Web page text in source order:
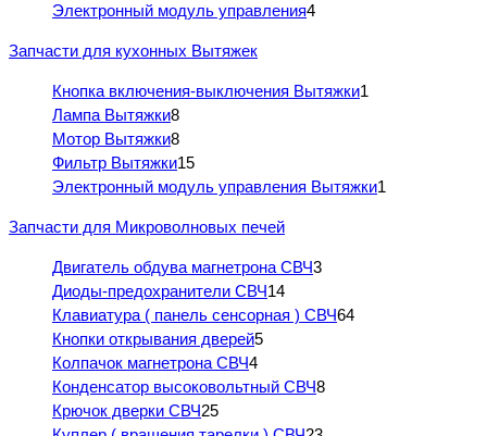
Электронный модуль управления4
Запчасти для кухонных Вытяжек
Кнопка включения-выключения Вытяжки1
Лампа Вытяжки8
Мотор Вытяжки8
Фильтр Вытяжки15
Электронный модуль управления Вытяжки1
Запчасти для Микроволновых печей
Двигатель обдува магнетрона СВЧ3
Диоды-предохранители СВЧ14
Клавиатура ( панель сенсорная ) СВЧ64
Кнопки открывания дверей5
Колпачок магнетрона СВЧ4
Конденсатор высоковольтный СВЧ8
Крючок дверки СВЧ25